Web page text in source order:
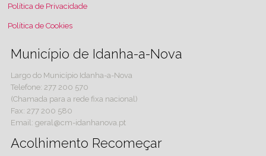
Política de Privacidade
Política de Cookies
Município de Idanha-a-Nova
Largo do Município Idanha-a-Nova
Telefone: 277 200 570
(Chamada para a rede fixa nacional)
Fax: 277 200 580
Email: geral@cm-idanhanova.pt
Acolhimento Recomeçar